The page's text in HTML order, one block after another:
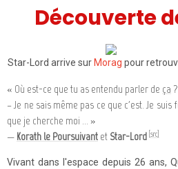
Découverte
Star-Lord arrive sur Morag pour
« Où est-ce que tu as entendu parler de ça ?
– Je ne sais même pas ce que c'est. Je
que je cherche moi ... »
— Korath le Poursuivant et Star-Lord [src]
Vivant dans l'espace depuis 26 ans,